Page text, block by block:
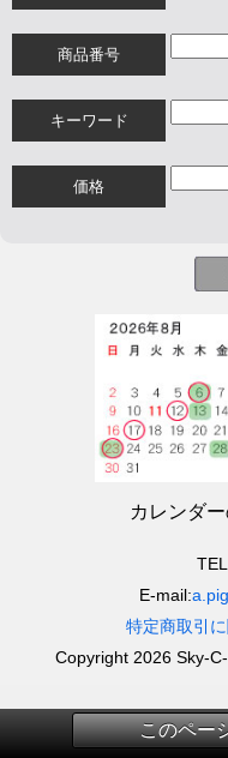
商品番号
キーワード
価格
カレンダー
E-mail:
特定商取引
Copyright 2026 Sky-
このペー